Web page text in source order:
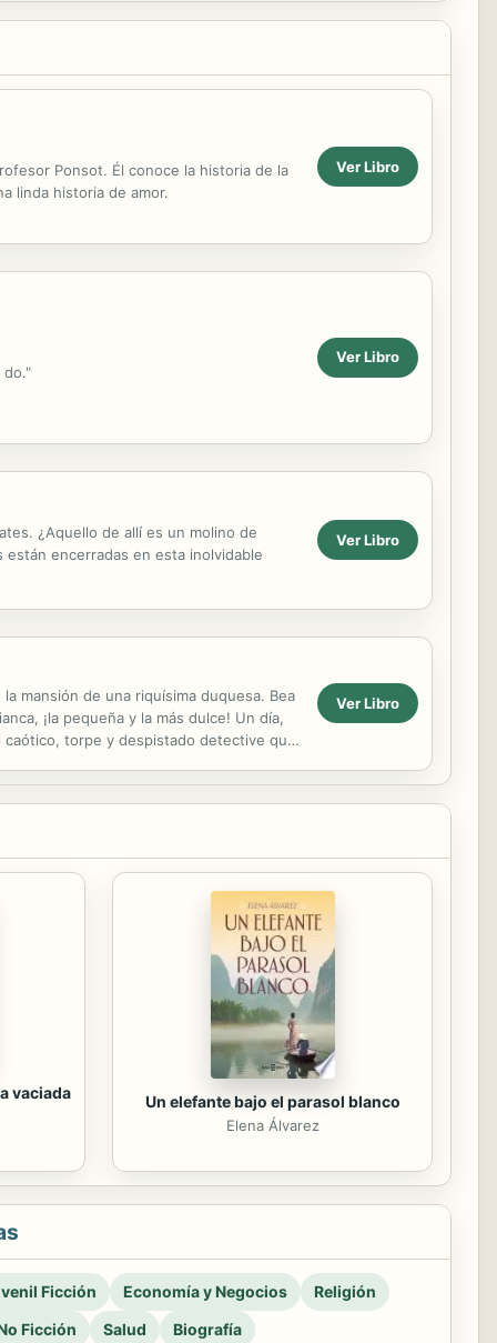
Ponsot. Él conoce la historia de la
linda historia de amor.
Ver Libro
do."
Ver Libro
¿Aquello de allí es un molino de
encerradas en esta inolvidable
Ver Libro
mansión de una riquísima duquesa. Bea
¡la pequeña y la más dulce! Un día,
torpe y despistado detective que
Ver Libro
vaciada
Un elefante bajo el parasol blanco
Elena Álvarez
Ficción Economía y Negocios
Religión
Ficción
Salud Biografía